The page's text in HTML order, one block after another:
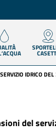
IDRICO
del